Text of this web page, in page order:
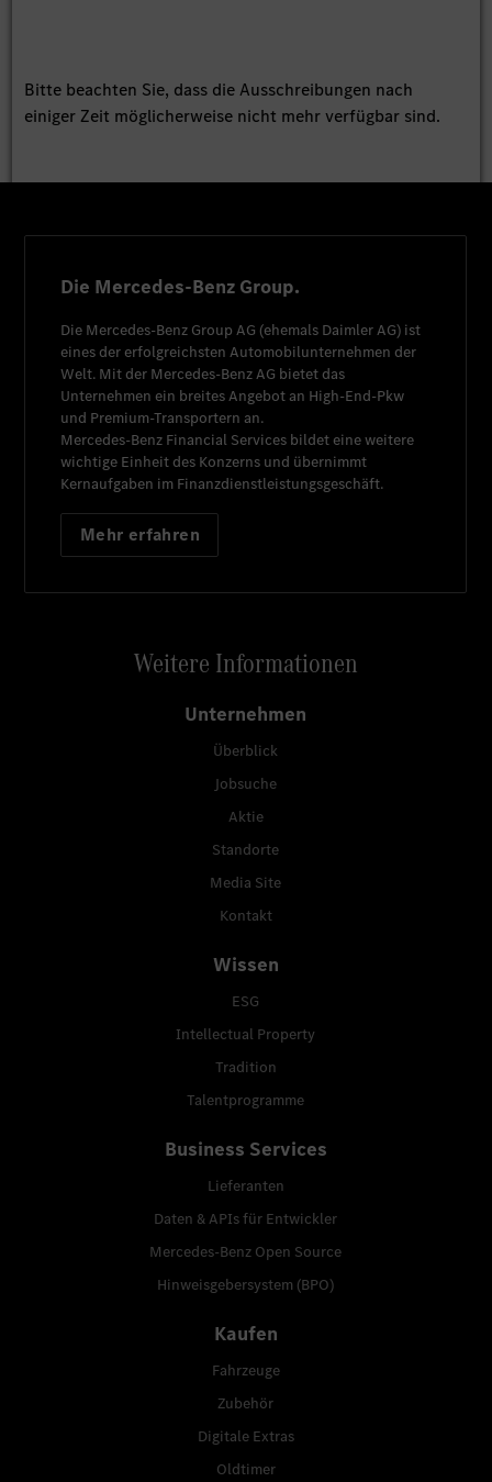
Bitte beachten Sie, dass die Ausschreibungen nach
einiger Zeit möglicherweise nicht mehr verfügbar sind.
Die Mercedes-Benz Group.
Die Mercedes-Benz Group AG (ehemals Daimler AG) ist
eines der erfolgreichsten Automobilunternehmen der
Welt. Mit der Mercedes-Benz AG bietet das
Unternehmen ein breites Angebot an High-End-Pkw
und Premium-Transportern an.
Mercedes-Benz Financial Services bildet eine weitere
wichtige Einheit des Konzerns und übernimmt
Kernaufgaben im Finanzdienstleistungsgeschäft.
Mehr erfahren
Weitere Informationen
Unternehmen
Überblick
Jobsuche
Aktie
Standorte
Media Site
Kontakt
Wissen
ESG
Intellectual Property
Tradition
Talentprogramme
Business Services
Lieferanten
Daten & APIs für Entwickler
Mercedes-Benz Open Source
Hinweisgebersystem (BPO)
Kaufen
Fahrzeuge
Zubehör
Digitale Extras
Oldtimer